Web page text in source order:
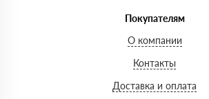
Покупателям
О компании
Контакты
Доставка и оплата